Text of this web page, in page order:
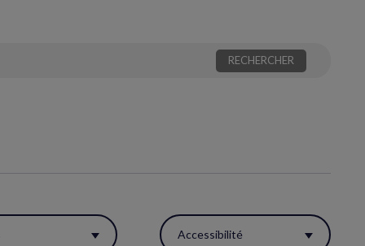
Accessibilité